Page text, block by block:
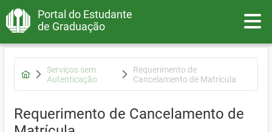
Portal do Estudante
de Graduação
Serviços sem
Autenticação
Requerimento de
Cancelamento de Matrícula
Requerimento de Cancelamento de